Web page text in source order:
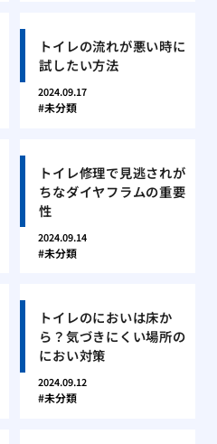
トイレの流れが悪い時に
試したい方法
2024.09.17
未分類
トイレ修理で見逃されが
ちなダイヤフラムの重要
性
2024.09.14
未分類
トイレのにおいは床か
ら？気づきにくい場所の
におい対策
2024.09.12
未分類